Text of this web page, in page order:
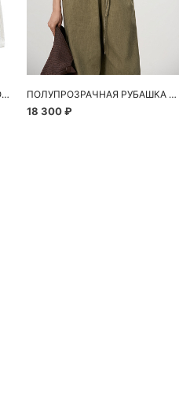
БОМБЕР С ВОРОТНИКОМ-СТОЙКОЙ ПОЛУПРОЗРАЧНАЯ РУБАШКА С РОМАШКАМИ
18 300 ₽